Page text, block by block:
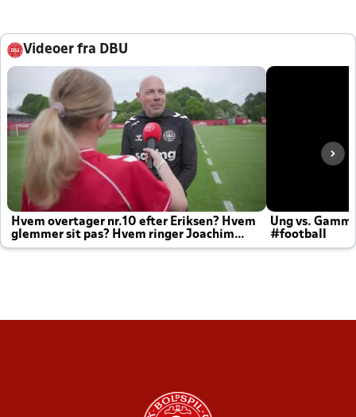
Videoer fra DBU
Hvem overtager nr.10 efter Eriksen? Hvem
glemmer sit pas? Hvem ringer Joachim
altid til efter kampe?
Ung vs.
#football